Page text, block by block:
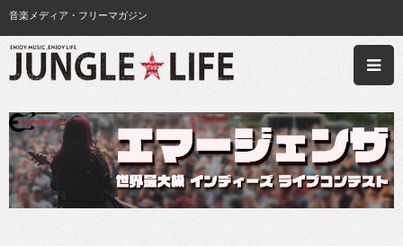
音楽メディア・フリーマガジン